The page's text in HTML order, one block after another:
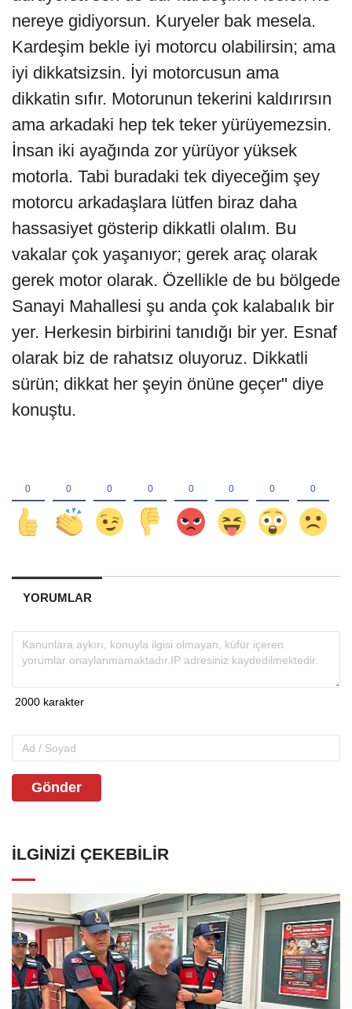
nereye gidiyorsun. Kuryeler bak mesela.
Kardeşim bekle iyi motorcu olabilirsin; ama
iyi dikkatsizsin. İyi motorcusun ama
dikkatin sıfır. Motorunun tekerini kaldırırsın
ama arkadaki hep tek teker yürüyemezsin.
İnsan iki ayağında zor yürüyor yüksek
motorla. Tabi buradaki tek diyeceğim şey
motorcu arkadaşlara lütfen biraz daha
hassasiyet gösterip dikkatli olalım. Bu
vakalar çok yaşanıyor; gerek araç olarak
gerek motor olarak. Özellikle de bu bölgede
Sanayi Mahallesi şu anda çok kalabalık bir
yer. Herkesin birbirini tanıdığı bir yer. Esnaf
olarak biz de rahatsız oluyoruz. Dikkatli
sürün; dikkat her şeyin önüne geçer" diye
konuştu.
YORUMLAR
Gönder
İLGINIZI ÇEKEBILIR